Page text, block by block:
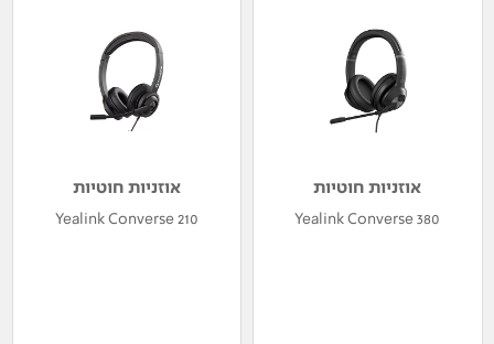
אוזניות חוטיות
Yealink Converse 380
אוזניות חוטיות
Yealink Converse 210